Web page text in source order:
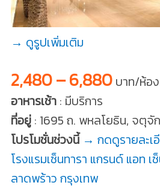
→ ดูรูปเพิ่มเติม
2,480 – 6,880บาท/ห้อ
อาหารเช้า: มีบริการ
ที่อยู่: 1695 ถ. พหลโยธิน, จตุจั
โปรโมชั่นช่วงนี้ → กดดูรายละเ
โรงแรมเซ็นทารา แกรนด์ แอท
ลาดพร้าว กรุงเทพ